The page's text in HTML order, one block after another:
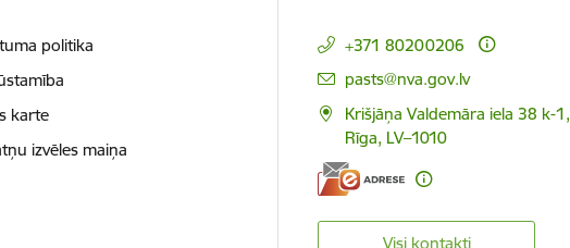
politika
karte
izvēles maiņa
+371 80200206
E-pasts:
pasts@nva.gov.lv
Krišjāņa Valdemāra iela 38 k-1,
Rīga, LV–1010
Visi kontakti